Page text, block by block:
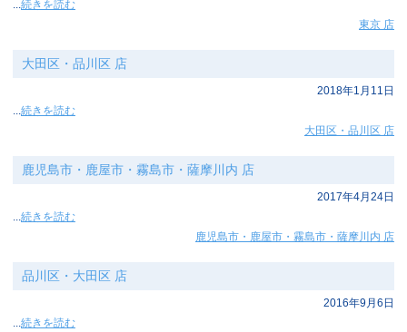
...続きを読む
東京 店
大田区・品川区 店
2018年1月11日
...続きを読む
大田区・品川区 店
鹿児島市・鹿屋市・霧島市・薩摩川内 店
2017年4月24日
...続きを読む
鹿児島市・鹿屋市・霧島市・薩摩川内 店
品川区・大田区 店
2016年9月6日
...続きを読む